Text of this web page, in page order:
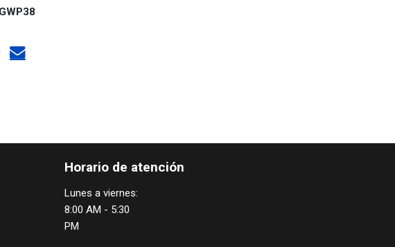
Horario de atención
Lunes a viernes:
8:00 AM - 5:30
PM